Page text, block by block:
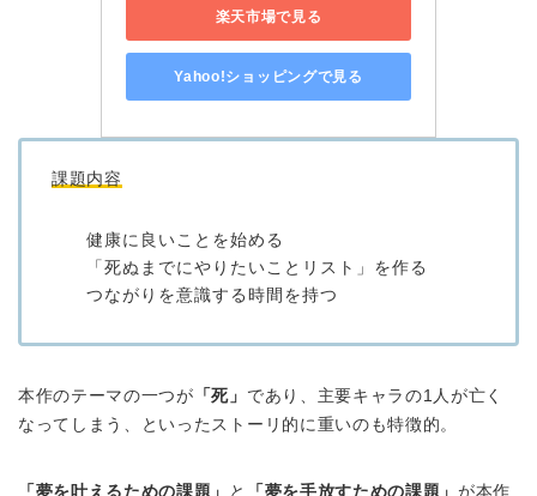
楽天市場で見る
Yahoo!ショッピングで見る
課題内容
健康に良いことを始める
「死ぬまでにやりたいことリスト」を作る
つながりを意識する時間を持つ
本作のテーマの一つが 「死」 であり、主要キャラの1人が亡く
なってしまう、といったストーリ的に重いのも特徴的。
「夢を叶えるための課題」 と 「夢を手放すための課題」が本作